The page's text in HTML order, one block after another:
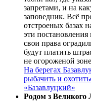
запретами, и на
заповедник. Всё
отстроеных базах
эти
свои права
будут платить
не огороженой
На берегах
рыбачить и
«Базавлуцкий»
Родом з Великого